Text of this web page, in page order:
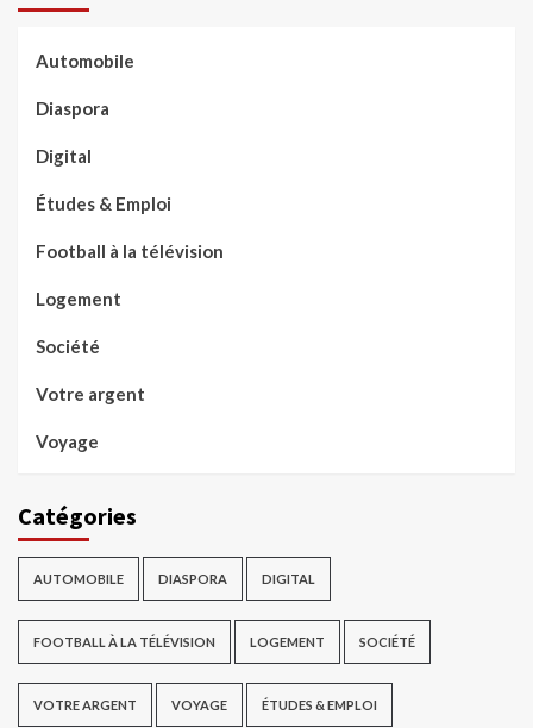
Automobile
Diaspora
Digital
Études & Emploi
Football à la télévision
Logement
Société
Votre argent
Voyage
Catégories
AUTOMOBILE DIASPORA DIGITAL
FOOTBALL À LA TÉLÉVISION LOGEMENT SOCIÉTÉ
VOTRE ARGENT VOYAGE ÉTUDES & EMPLOI